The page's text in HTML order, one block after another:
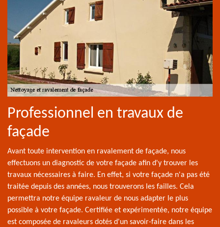
Professionnel en travaux de
façade
Avant toute intervention en ravalement de façade, nous
effectuons un diagnostic de votre façade afin d'y trouver les
travaux nécessaires à faire. En effet, si votre façade n'a pas été
traitée depuis des années, nous trouverons les failles. Cela
permettra notre équipe ravaleur de nous adapter le plus
possible à votre façade. Certifiée et expérimentée, notre équipe
est composée de ravaleurs dotés d'un savoir-faire dans les